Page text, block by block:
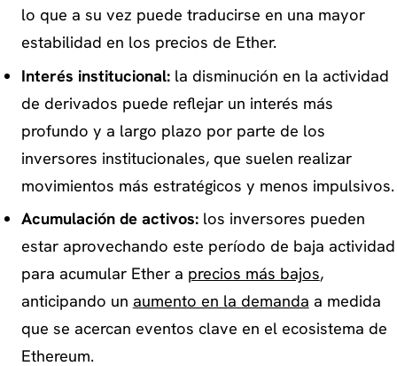
lo que a su vez puede traducirse en una mayor
estabilidad en los precios de Ether.
Interés institucional:la disminución en la actividad
de derivados puede reflejar un interés más
profundo y a largo plazo por parte de los
inversores institucionales, que suelen realizar
movimientos más estratégicos y menos impulsivos.
Acumulación de activos:los inversores pueden
estar aprovechando este período de baja actividad
para acumular Ether a precios más bajos,
anticipando un aumento en la demanda a medida
que se acercan eventos clave en el ecosistema de
Ethereum.